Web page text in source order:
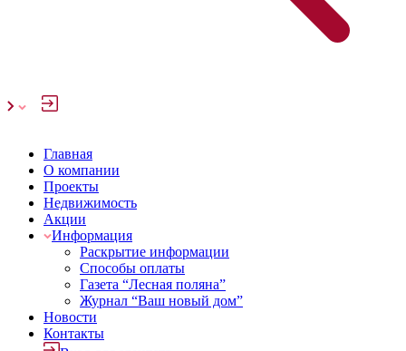
Главная
О компании
Проекты
Недвижимость
Акции
Информация
Раскрытие информации
Способы оплаты
Газета “Лесная поляна”
Журнал “Ваш новый дом”
Новости
Контакты